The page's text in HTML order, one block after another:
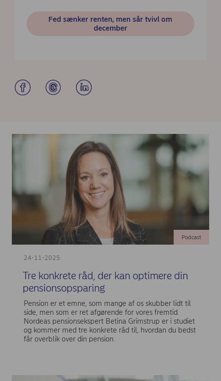
Fed sænker renten, men sår tvivl om
december
24-11-2025
Podcast
Tre konkrete råd, der kan optimere din
pensionsopsparing
Pension er et emne, som mange af os skubber lidt til
side, men som er ret afgørende for vores fremtid.
Nordeas pensionsekspert Betina Grimstrup er i studiet
og kommer med tre konkrete råd til, hvordan du bedst
får overblik over din pension.